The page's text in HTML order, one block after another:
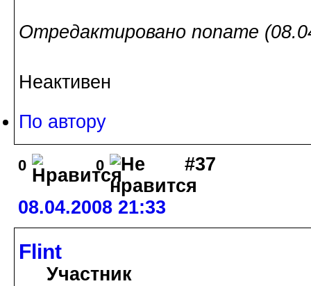
Отредактировано noname
Неактивен
По автору
0 0 #37
08.04.2008 21:33
Flint
Участник